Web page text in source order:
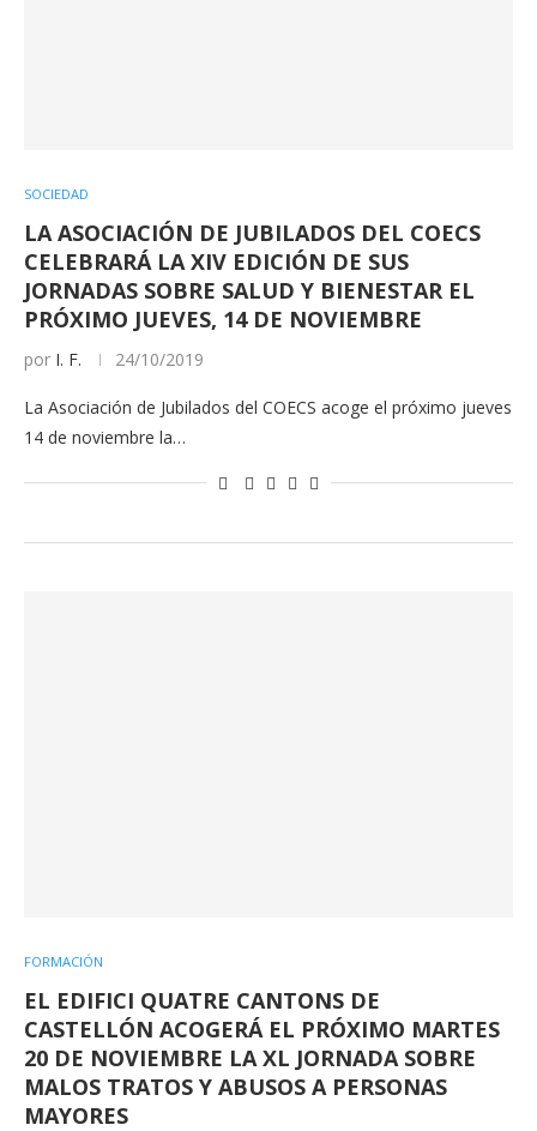
SOCIEDAD
LA ASOCIACIÓN DE JUBILADOS DEL COECS
CELEBRARÁ LA XIV EDICIÓN DE SUS
JORNADAS SOBRE SALUD Y BIENESTAR EL
PRÓXIMO JUEVES, 14 DE NOVIEMBRE
por I. F. 24/10/2019
La Asociación de Jubilados del COECS acoge el próximo jueves
14 de noviembre la…
FORMACIÓN
EL EDIFICI QUATRE CANTONS DE
CASTELLÓN ACOGERÁ EL PRÓXIMO MARTES
20 DE NOVIEMBRE LA XL JORNADA SOBRE
MALOS TRATOS Y ABUSOS A PERSONAS
MAYORES